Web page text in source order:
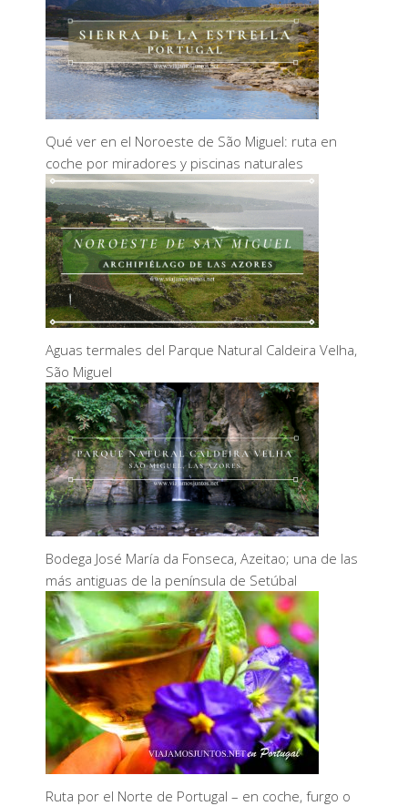
Qué ver en el Noroeste de São Miguel: ruta en
coche por miradores y piscinas naturales
Aguas termales del Parque Natural Caldeira Velha,
São Miguel
Bodega José María da Fonseca, Azeitao; una de las
más antiguas de la península de Setúbal
Ruta por el Norte de Portugal – en coche, furgo o